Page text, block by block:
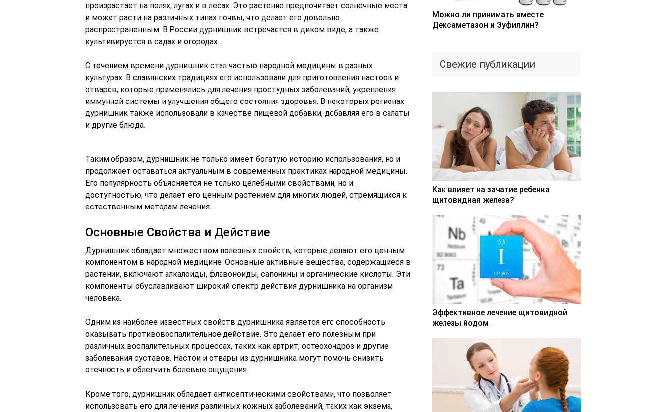
произрастает на полях, лугах и в лесах. Это растение предпочитает солнечные места
и может расти на различных типах почвы, что делает его довольно
распространенным. В России дурнишник встречается в диком виде, а также
культивируется в садах и огородах.
С течением времени дурнишник стал частью народной медицины в разных
культурах. В славянских традициях его использовали для приготовления настоев и
отваров, которые применялись для лечения простудных заболеваний, укрепления
иммунной системы и улучшения общего состояния здоровья. В некоторых регионах
дурнишник также использовали в качестве пищевой добавки, добавляя его в салаты
и другие блюда.
Таким образом, дурнишник не только имеет богатую историю использования, но и
продолжает оставаться актуальным в современных практиках народной медицины.
Его популярность объясняется не только целебными свойствами, но и
доступностью, что делает его ценным растением для многих людей, стремящихся к
естественным методам лечения.
Основные Свойства и Действие
Дурнишник обладает множеством полезных свойств, которые делают его ценным
компонентом в народной медицине. Основные активные вещества, содержащиеся в
растении, включают алкалоиды, флавоноиды, сапонины и органические кислоты. Эти
компоненты обуславливают широкий спектр действия дурнишника на организм
человека.
Одним из наиболее известных свойств дурнишника является его способность
оказывать противовоспалительное действие. Это делает его полезным при
различных воспалительных процессах, таких как артрит, остеохондроз и другие
заболевания суставов. Настои и отвары из дурнишника могут помочь снизить
отечность и облегчить болевые ощущения.
Кроме того, дурнишник обладает антисептическими свойствами, что позволяет
использовать его для лечения различных кожных заболеваний, таких как экзема,
Можно ли принимать вместе
Дексаметазон и Эуфиллин?
Свежие публикации
Как влияет на зачатие ребенка
щитовидная железа?
Эффективное лечение щитовидной
железы йодом